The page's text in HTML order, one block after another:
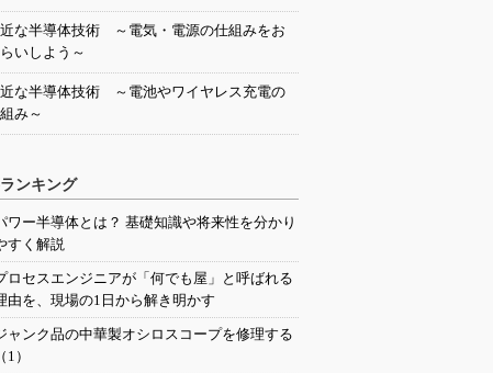
な半導体技術 ～電気・電源の仕組みをお
いしよう～
な半導体技術 ～電池やワイヤレス充電の
み～
ンキング
ワー半導体とは？ 基礎知識や将来性を分かり
すく解説
ロセスエンジニアが「何でも屋」と呼ばれる
由を、現場の1日から解き明かす
ャンク品の中華製オシロスコープを修理する
（1）